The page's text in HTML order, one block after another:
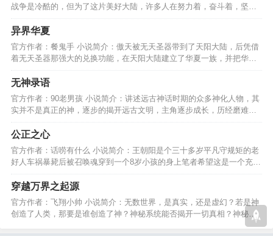
战争是冷酷的，但为了这片美好大陆，许多人在努力着，奋斗着，坚信
着，人类最后的希望。…
异界华夏
官方作者：餐鬼手 小说简介：傲天被无天圣器带到了天阳大陆，后凭借
着无天圣器那强大的兑换功能，在天阳大陆建立了华夏一族，并把华夏
一族带到了世界巅峰。…
无神录语
官方作者：90老男孩 小说简介：讲述远古神话时期的众多神化人物，其
实并不是真正的神，逐步的揭开远古文明，主角逐步成长，历经磨难寻
找远古文明灭亡的缘由…
公正之心
官方作者：话唠有什么 小说简介：王朝阳是个三十多岁平凡守规矩的老
好人车祸暴毙后被召唤魂穿到一个8岁小孩的身上笔者希望这是一个充满
爱、努力和公正的故事…
穿越万界之起源
官方作者：飞翔小帅 小说简介：无数世界，是真实，还是虚幻？若是神
创造了人类，那要是谁创造了神？神秘系统能否揭开一切真相？神秘少